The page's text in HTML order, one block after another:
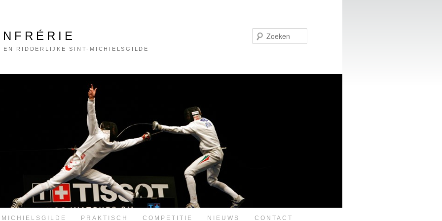
EN RIDDERLIJKE SINT-MICHIELSGILDE
PRAKTISCH COMPETITIE NIEUWS CONTACT